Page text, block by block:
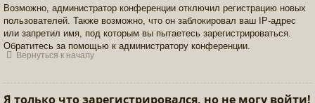
Возможно, администратор конференции отключил регистрацию новых
пользователей. Также возможно, что он заблокировал ваш IP-адрес
или запретил имя, под которым вы пытаетесь зарегистрироваться.
Обратитесь за помощью к администратору конференции.
Вернуться к началу
Я только что зарегистрировался, но не могу войти!